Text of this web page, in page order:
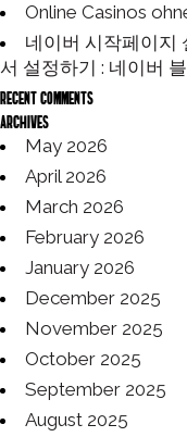
r
:
Online Casinos
네이버 시작페이지
서 설정하기 : 네이버
Recent Comments
Archives
May 2026
April 2026
March 2026
February 2026
January 2026
December 2025
November 2025
October 2025
September 2025
August 2025